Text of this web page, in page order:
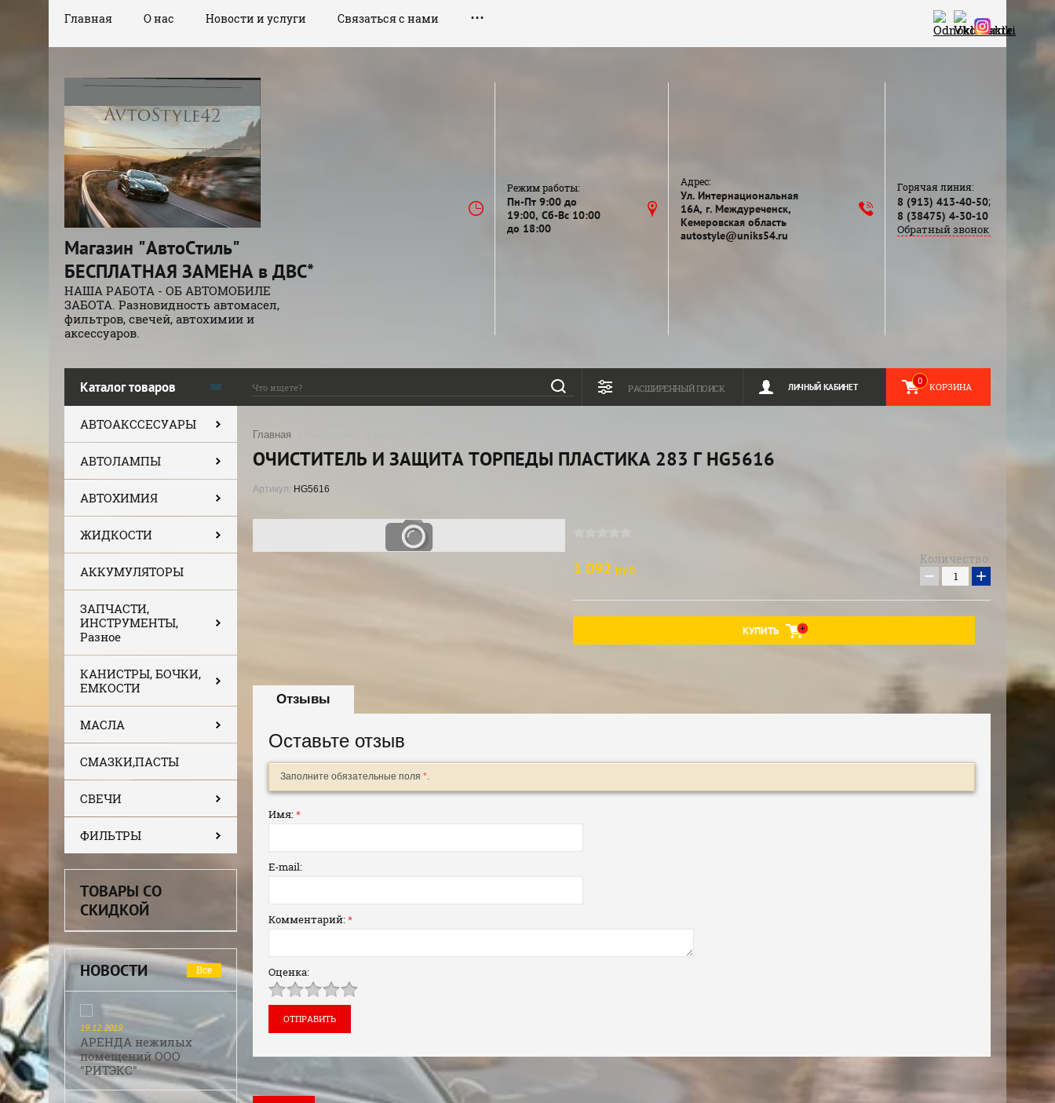
Главная О нас Новости и услуги Связаться с нами
Магазин "АвтоСтиль"
БЕСПЛАТНАЯ ЗАМЕНА в ДВС*
НАША РАБОТА - ОБ АВТОМОБИЛЕ
ЗАБОТА. Разновидность автомасел,
фильтров, свечей, автохимии и
аксессуаров.
Режим работы:
Пн-Пт 9:00 до
19:00, Сб-Вс 10:00
до 18:00
Адрес:
Ул. Интернациональная
16А, г. Междуреченск,
Кемеровская область
autostyle@uniks54.ru
Горячая линия:
8 (913) 413-40-50;
8 (38475) 4-30-10
Обратный звонок
Каталог товаров КОРЗИНА
0
ЛИЧНЫЙ КАБИНЕТ
РАСШИРЕННЫЙ ПОИСК
АВТОАКССЕСУАРЫ
АВТОЛАМПЫ
АВТОХИМИЯ
ЖИДКОСТИ
АККУМУЛЯТОРЫ
ЗАПЧАСТИ,
ИНСТРУМЕНТЫ,
Разное
КАНИСТРЫ, БОЧКИ,
ЕМКОСТИ
МАСЛА
СМАЗКИ,ПАСТЫ
СВЕЧИ
ФИЛЬТРЫ
ТОВАРЫ СО
СКИДКОЙ
НОВОСТИ Все
19.12.2019
АРЕНДА нежилых
помещений ООО
"РИТЭКС"
Главная
ОЧИСТИТЕЛЬ И ЗАЩИТА ТОРПЕДЫ ПЛАСТИКА 283 Г HG5616
Артикул: HG5616
1 092 руб.
Количество:
− +
КУПИТЬ
Отзывы
Оставьте отзыв
Заполните обязательные поля *.
Имя:*
E-mail:
Комментарий:*
Оценка: